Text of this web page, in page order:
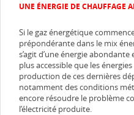
UNE ÉNERGIE DE CHAUFFAGE
Si le gaz énergétique
prépondérante dans le mix
s’agit d’une énergie
plus accessible que les
production de ces dernières
notamment des conditions
encore résoudre le problème
l’électricité produite.